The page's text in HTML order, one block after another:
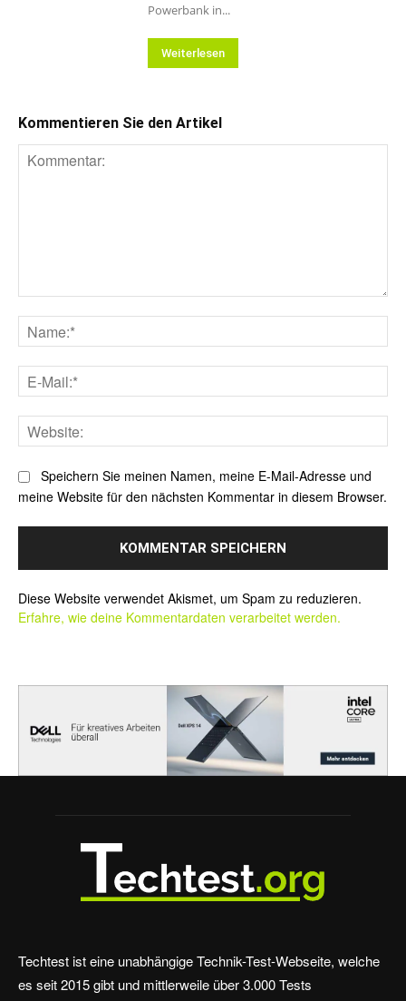
Powerbank in...
Weiterlesen
Kommentieren Sie den Artikel
Speichern Sie meinen Namen, meine E-Mail-Adresse und
meine Website für den nächsten Kommentar in diesem Browser.
Diese Website verwendet Akismet, um Spam zu reduzieren.
Erfahre, wie deine Kommentardaten verarbeitet werden.
Techtest ist eine unabhängige Technik-Test-Webseite, welche
es seit 2015 gibt und mittlerweile über 3.000 Tests